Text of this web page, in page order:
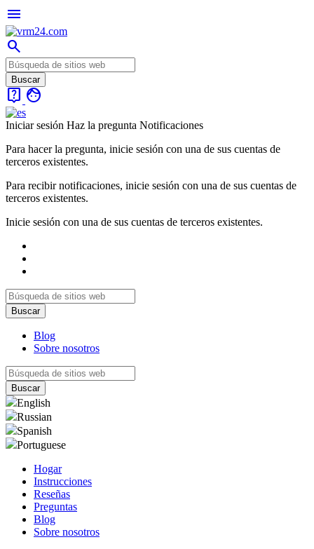
menu
search
live_help face
Iniciar sesión Haz la pregunta Notificaciones
Para hacer la pregunta, inicie sesión con una de sus cuentas de
terceros existentes.
Para recibir notificaciones, inicie sesión con una de sus cuentas de
terceros existentes.
Inicie sesión con una de sus cuentas de terceros existentes.
Blog
Sobre nosotros
English
Russian
Spanish
Portuguese
Hogar
Instrucciones
Reseñas
Preguntas
Blog
Sobre nosotros